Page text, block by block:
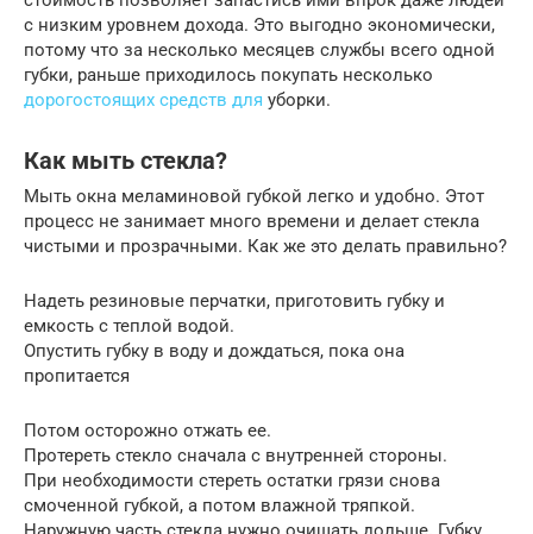
с низким уровнем дохода. Это выгодно экономически,
потому что за несколько месяцев службы всего одной
губки, раньше приходилось покупать несколько
дорогостоящих средств для уборки.
Как мыть стекла?
Мыть окна меламиновой губкой легко и удобно. Этот
процесс не занимает много времени и делает стекла
чистыми и прозрачными. Как же это делать правильно?
Надеть резиновые перчатки, приготовить губку и
емкость с теплой водой.
Опустить губку в воду и дождаться, пока она
пропитается
Потом осторожно отжать ее.
Протереть стекло сначала с внутренней стороны.
При необходимости стереть остатки грязи снова
смоченной губкой, а потом влажной тряпкой.